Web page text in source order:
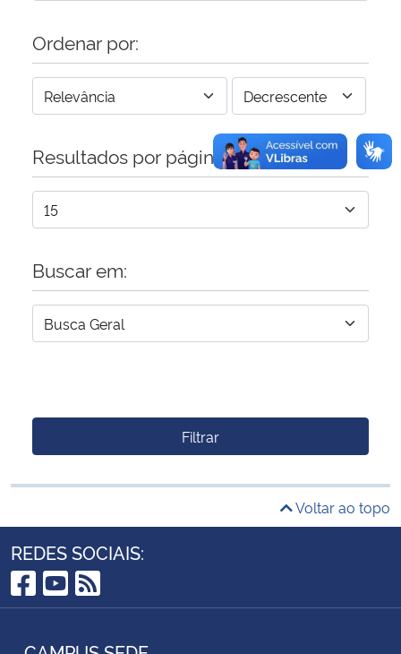
Gabinete de Segurança Institucional
Advocacia-Geral da União
Planalto
Ordenar por:
Resultados por página:
Buscar em:
Filtrar
Voltar ao topo
REDES SOCIAIS:
Facebook
YouTube
RSS